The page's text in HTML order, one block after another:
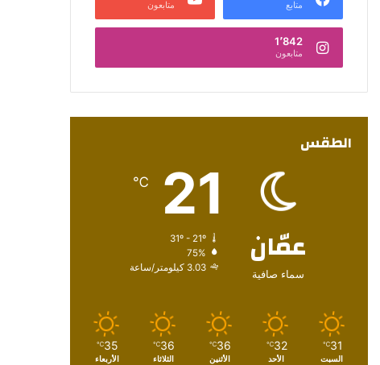
متابع متابعون
1٬842
متابعون
الطقس
عمّان
سماء صافية
21
℃
31º - 21º
75%
3.03 كيلومتر/ساعة
31
℃
السبت
32
℃
الأحد
36
℃
الأثنين
36
℃
الثلاثاء
35
℃
الأربعاء